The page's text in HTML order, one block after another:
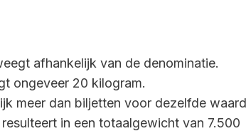
afhankelijk van de denominatie.
ongeveer 20 kilogram.
meer dan biljetten voor dezelfde
in een totaalgewicht van 7.500